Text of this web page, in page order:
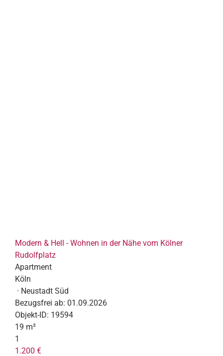
Modern & Hell - Wohnen in der Nähe vom Kölner
Rudolfplatz
Apartment
Köln
· Neustadt Süd
Bezugsfrei ab: 01.09.2026
Objekt-ID: 19594
19 m²
1
1.200 €